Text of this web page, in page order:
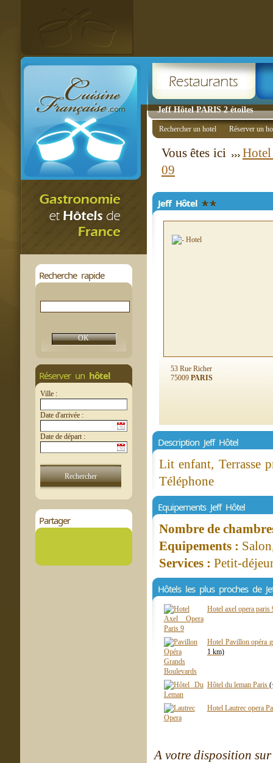
Jeff Hôtel PARIS 2 étoiles
Recherche rapide
Réserver un hôtel
Ville :
Date d'arrivée :
Date de départ :
Partager
Rechercher un hotel Réserver un
Vous êtes ici
09
Jeff Hôtel
53 Rue Richer
75009 PARIS
Description Jeff Hôtel
Lit enfant, Terrasse
Téléphone
Equipements Jeff Hôtel
Nombre de
Equipements :
Services : Petit-
Hôtels les plus proches de
Hotel axel opera paris
Hotel Pavillon opéra
1 km)
Hôtel du leman Paris
Hotel Lautrec opera
A votre disposition